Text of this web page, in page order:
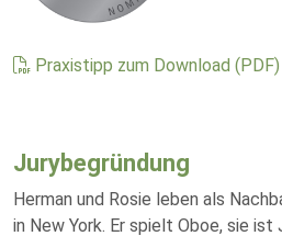
Praxistipp zum Download (PDF)
Jurybegründung
Herman und Rosie leben als
in New York. Er spielt Oboe, sie ist